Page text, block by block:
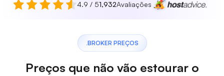
4.9 / 51,932Avaliações
.BROKER PREÇOS
Preços que não vão estourar o